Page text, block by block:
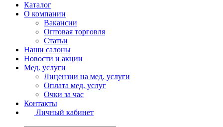
Каталог
О компании
Вакансии
Оптовая торговля
Статьи
Наши салоны
Новости и акции
Мед. услуги
Лицензии на мед. услуги
Оплата мед. услуг
Очки за час
Контакты
Личный кабинет